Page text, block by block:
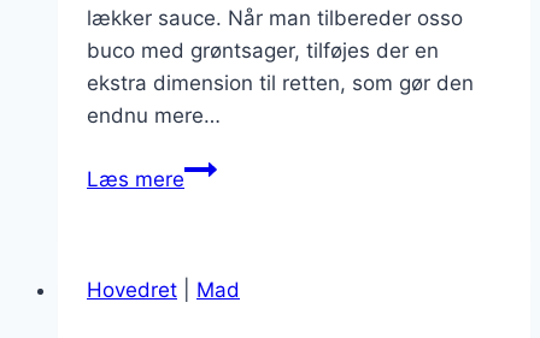
lækker sauce. Når man tilbereder osso
buco med grøntsager, tilføjes der en
ekstra dimension til retten, som gør den
endnu mere…
Læs mereSmagsoplevelse
med
Hovedret Mad